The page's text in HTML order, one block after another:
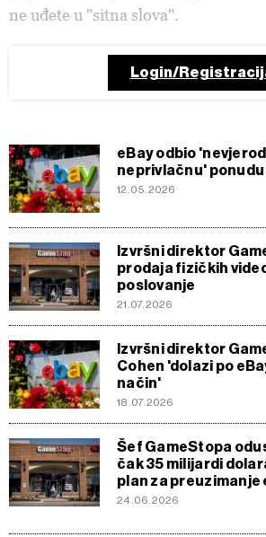
ne uđete u "sitna slova".
Login/
eBay odbio
neprivlačnu'
12.05.2026
Izvršni direktor
prodaja fizičkih
poslovanje
21.07.2026
Izvršni direktor
Cohen 'dolazi po
način'
18.07.2026
Šef GameStopa
čak 35 milijardi
plan za preuzimanje
24.06.2026